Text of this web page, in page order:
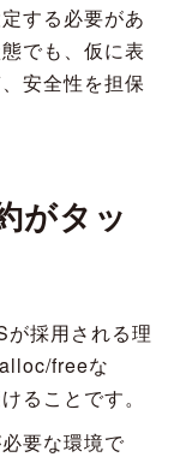
する必要があ
でも、仮に表
安全性を担保
がタッ
採用される理
freeな
ることです。
要な環境で